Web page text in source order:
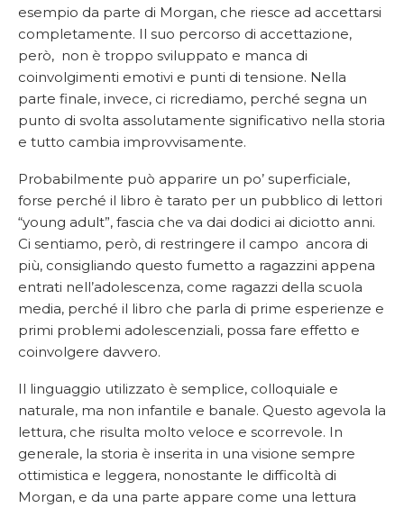
esempio da parte di Morgan, che riesce ad accettarsi
completamente. Il suo percorso di accettazione,
però, non è troppo sviluppato e manca di
coinvolgimenti emotivi e punti di tensione. Nella
parte finale, invece, ci ricrediamo, perché segna un
punto di svolta assolutamente significativo nella storia
e tutto cambia improvvisamente.
Probabilmente può apparire un po’ superficiale,
forse perché il libro è tarato per un pubblico di lettori
“young adult”, fascia che va dai dodici ai diciotto anni.
Ci sentiamo, però, di restringere il campo ancora di
più, consigliando questo fumetto a ragazzini appena
entrati nell’adolescenza, come ragazzi della scuola
media, perché il libro che parla di prime esperienze e
primi problemi adolescenziali, possa fare effetto e
coinvolgere davvero.
Il linguaggio utilizzato è semplice, colloquiale e
naturale, ma non infantile e banale. Questo agevola la
lettura, che risulta molto veloce e scorrevole. In
generale, la storia è inserita in una visione sempre
ottimistica e leggera, nonostante le difficoltà di
Morgan, e da una parte appare come una lettura